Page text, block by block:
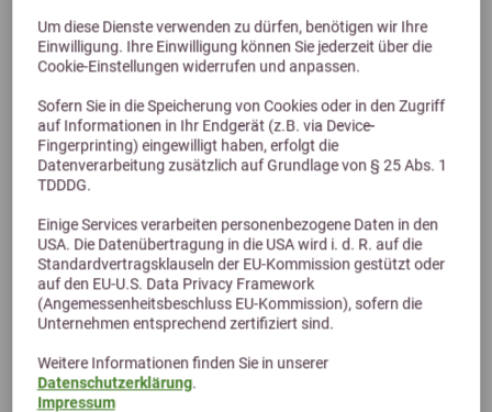
Um diese Dienste verwenden zu dürfen, benötigen wir Ihre
Einwilligung. Ihre Einwilligung können Sie jederzeit über die
Cookie-Einstellungen widerrufen und anpassen.
Sofern Sie in die Speicherung von Cookies oder in den Zugriff
auf Informationen in Ihr Endgerät (z.B. via Device-
Fingerprinting) eingewilligt haben, erfolgt die
Datenverarbeitung zusätzlich auf Grundlage von § 25 Abs. 1
TDDDG.
Einige Services verarbeiten personenbezogene Daten in den
USA. Die Datenübertragung in die USA wird i. d. R. auf die
Standardvertragsklauseln der EU-Kommission gestützt oder
auf den EU-U.S. Data Privacy Framework
(Angemessenheitsbeschluss EU-Kommission), sofern die
Unternehmen entsprechend zertifiziert sind.
Weitere Informationen finden Sie in unserer
Datenschutzerklärung.
Impressum
Alternative Produkte